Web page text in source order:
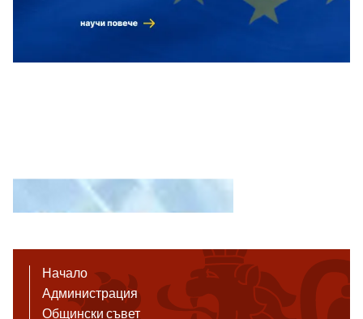
Начало
Администрация
Общински съвет